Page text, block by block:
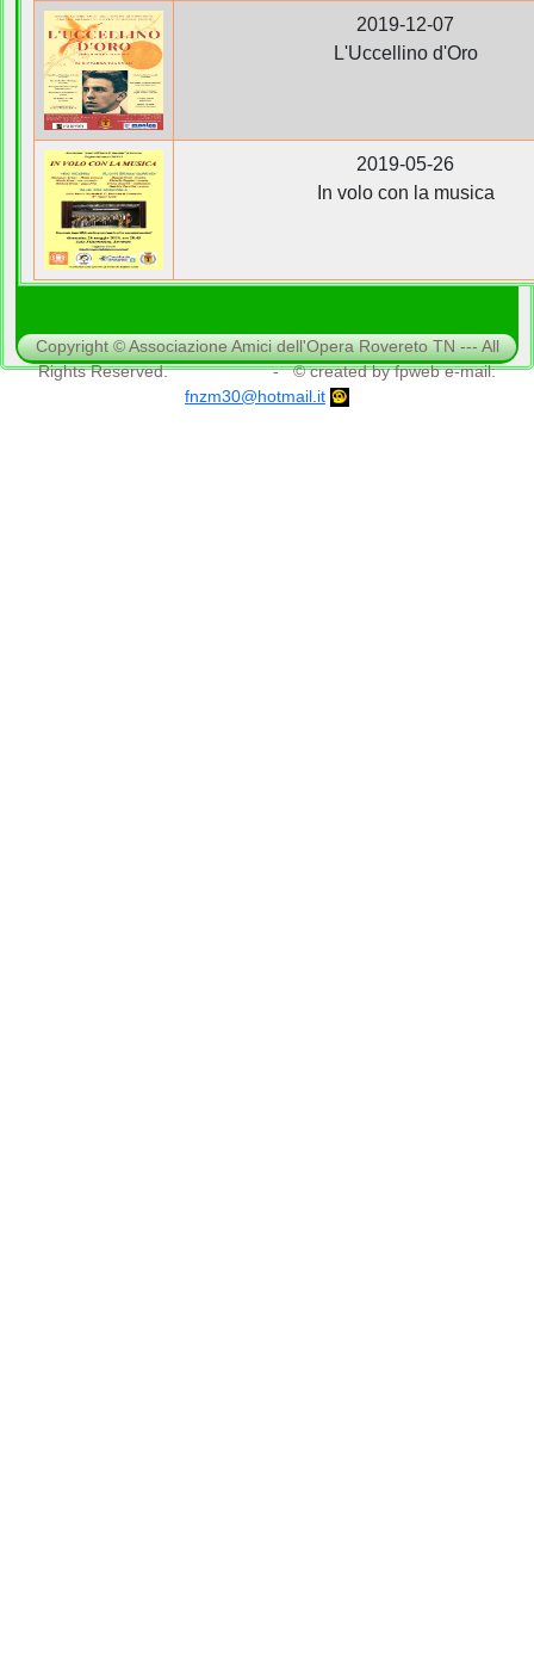
2019-12-07
L'Uccellino d'Oro
2019-05-26
In volo con la musica
Copyright © Associazione Amici dell'Opera Rovereto TN --- All
Rights Reserved. - © created by fpweb e-mail:
fnzm30@hotmail.it